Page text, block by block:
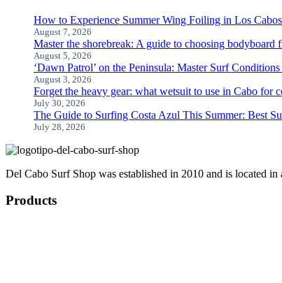
How to Experience Summer Wing Foiling in Los
August 7, 2026
Master the shorebreak: A guide to choosing bodyboard
August 5, 2026
‘Dawn Patrol’ on the Peninsula: Master Surf
August 3, 2026
Forget the heavy gear: what wetsuit to use in Cabo for
July 30, 2026
The Guide to Surfing Costa Azul This Summer: Best
July 28, 2026
Del Cabo Surf Shop was established in 2010 and is located
Products